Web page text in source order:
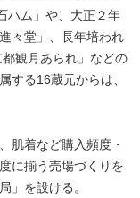
ハム」や、大正２年
々堂」、長年培われ
観月あられ」などの
する16蔵元からは、
肌着など購入頻度・
に揃う売場づくりを
」を設ける。